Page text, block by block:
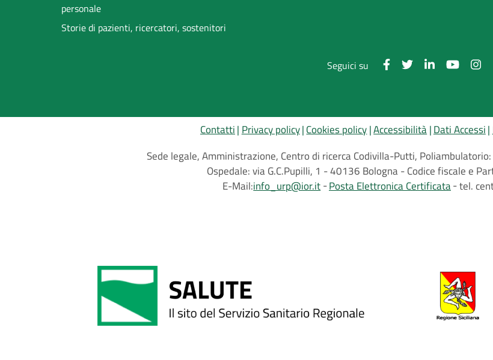
personale
Storie di pazienti, ricercatori, sostenitori
Seguici su
Contatti Privacy policy Cookies policy Accessibilità Dati Accessi
Sede legale, Amministrazione, Centro di ricerca Codivilla-Putti,
Ospedale: via G.C.Pupilli, 1 - 40136 Bologna - Codice fiscale e
E-Mail:info_urp@ior.it Posta Elettronica Certificata tel.